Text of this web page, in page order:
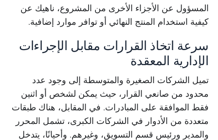
المسؤول عن الأجزاء الأخرى من المشروع، ناهيك عن
كيفية استخدام المنتج النهائي أو توافر موارد إضافية.
سرعة اتخاذ القرارات مقابل الإجراءات
الإدارية المعقدة
تميل الشركات الصغيرة والمتوسطة إلى وجود عدد
محدود من صانعي القرار، حيث يمكن لشخص أو اثنين
فقط الموافقة على المبادرات. في المقابل، هناك طبقات
متعددة من الأدوار في الشركات الكبرى، تشمل المحرر
والمدير ورئيس قسم التسويق، وغيرهم. وأحيانًا، يتدخل